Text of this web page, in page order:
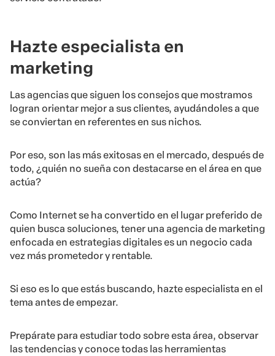
Hazte especialista en
marketing
Las agencias que siguen los consejos que mostramos
logran orientar mejor a sus clientes, ayudándoles a que
se conviertan en referentes en sus nichos.
Por eso, son las más exitosas en el mercado, después de
todo, ¿quién no sueña con destacarse en el área en que
actúa?
Como Internet se ha convertido en el lugar preferido de
quien busca soluciones, tener una agencia de marketing
enfocada en estrategias digitales es un negocio cada
vez más prometedor y rentable.
Si eso es lo que estás buscando, hazte especialista en el
tema antes de empezar.
Prepárate para estudiar todo sobre esta área, observar
las tendencias y conoce todas las herramientas